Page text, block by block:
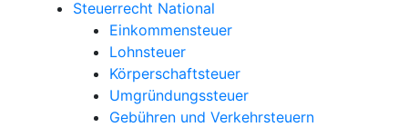
Steuerrecht National
Einkommensteuer
Lohnsteuer
Körperschaftsteuer
Umgründungssteuer
Gebühren und Verkehrsteuern